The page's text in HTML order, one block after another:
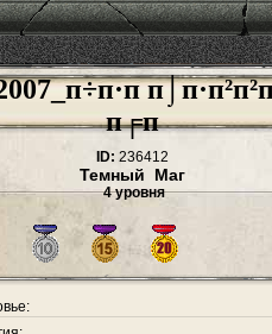
п╒п
ID: 236412
Темный Маг
4 уровня